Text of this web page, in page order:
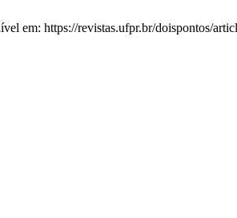
em: https://revistas.ufpr.br/doispontos/